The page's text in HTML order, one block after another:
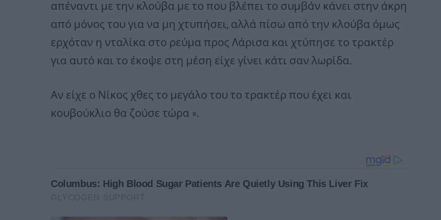
απέναντι με την κλούβα με το που βλέπει το συμβάν κάνει στην άκρη
από μόνος του για να μη χτυπήσει, αλλά πίσω από την κλούβα όμως
ερχόταν η νταλίκα στο ρεύμα προς Λάρισα και χτύπησε το τρακτέρ
για αυτό και το έκοψε στη μέση είχε γίνει κάτι σαν λωρίδα.
Αν είχε ο Νίκος χθες το μεγάλο του το τρακτέρ που έχει και
κουβούκλιο θα ζούσε τώρα ».